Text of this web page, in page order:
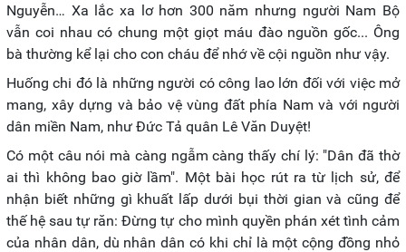
Nguyễn… Xa lắc xa lơ hơn 300 năm nhưng người Nam Bộ
vẫn coi nhau có chung một giọt máu đào nguồn gốc... Ông
bà thường kể lại cho con cháu để nhớ về cội nguồn như vậy.
Huống chi đó là những người có công lao lớn đối với việc mở
mang, xây dựng và bảo vệ vùng đất phía Nam và với người
dân miền Nam, như Đức Tả quân Lê Văn Duyệt!
Có một câu nói mà càng ngẫm càng thấy chí lý: "Dân đã thờ
ai thì không bao giờ lầm". Một bài học rút ra từ lịch sử, để
nhận biết những gì khuất lấp dưới bụi thời gian và cũng để
thế hệ sau tự răn: Đừng tự cho mình quyền phán xét tình cảm
của nhân dân, dù nhân dân có khi chỉ là một cộng đồng nhỏ